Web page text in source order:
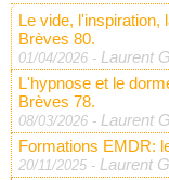
Le vide, l'inspiration,
Brèves 80.
01/04/2026 - Laurent
L'hypnose et le
Brèves 78.
08/03/2026 - Laurent
Formations EMDR:
20/11/2025 - Laurent